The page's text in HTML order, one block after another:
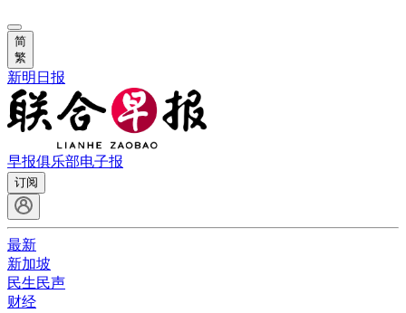
简
繁
新明日报
早报俱乐部电子报
订阅
最新
新加坡
民生民声
财经